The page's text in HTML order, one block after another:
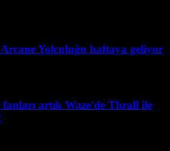
Yolculuğu haftaya geliyor
artık Waze'de Thrall ile